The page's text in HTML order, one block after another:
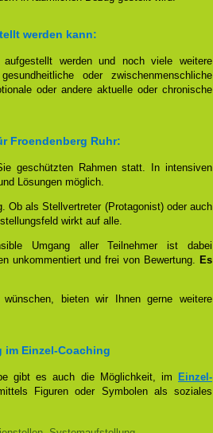
werden kann:
werden und noch viele weitere
oder zwischenmenschliche
oder andere aktuelle oder chronische
Froendenberg Ruhr:
geschützten Rahmen statt. In intensiven
Lösungen möglich.
Ob als Stellvertreter (Protagonist) oder auch
wirkt auf alle.
Umgang aller Teilnehmer ist dabei
unkommentiert und frei von Bewertung. Es
wünschen, bieten wir Ihnen gerne weitere
im Einzel-Coaching
gibt es auch die Möglichkeit, im
Einzel-
Figuren oder Symbolen als soziales